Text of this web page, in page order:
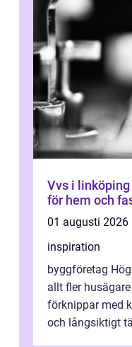
Vvs i linköping så väljer du rätt hjälp
för hem och
01 augusti 2026
inspiration
byggföretag
allt fler
förknippar med
och långsiktigt